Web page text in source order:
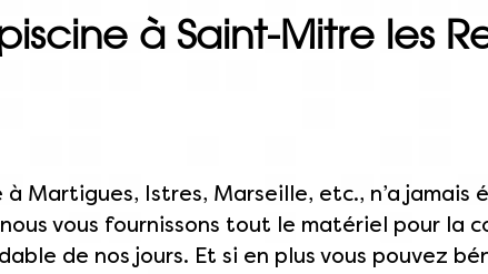
à Saint-Mitre les
Martigues, Istres, Marseille, etc., n’a jamais
vous fournissons tout le matériel pour la
de nos jours. Et si en plus vous pouvez